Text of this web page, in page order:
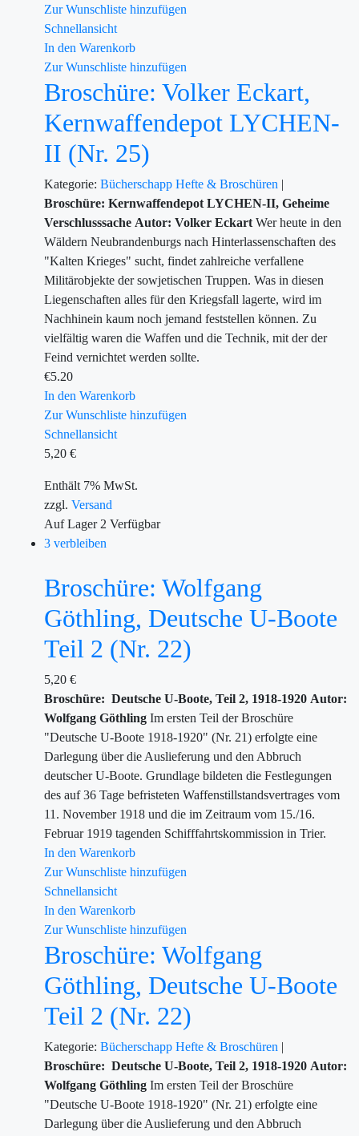
Zur Wunschliste hinzufügen
Schnellansicht
In den Warenkorb
Zur Wunschliste hinzufügen
Broschüre: Volker Eckart,
Kernwaffendepot LYCHEN-
II (Nr. 25)
Kategorie: Bücherschapp Hefte & Broschüren |
Broschüre: Kernwaffendepot LYCHEN-II, Geheime
Verschlusssache Autor: Volker Eckart Wer heute in den
Wäldern Neubrandenburgs nach Hinterlassenschaften des
"Kalten Krieges" sucht, findet zahlreiche verfallene
Militärobjekte der sowjetischen Truppen. Was in diesen
Liegenschaften alles für den Kriegsfall lagerte, wird im
Nachhinein kaum noch jemand feststellen können. Zu
vielfältig waren die Waffen und die Technik, mit der der
Feind vernichtet werden sollte.
€5.20
In den Warenkorb
Zur Wunschliste hinzufügen
Schnellansicht
5,20 €
Enthält 7% MwSt.
zzgl. Versand
Auf Lager2 Verfügbar
3 verbleiben
Broschüre: Wolfgang
Göthling, Deutsche U-Boote
Teil 2 (Nr. 22)
5,20 €
Broschüre: Deutsche U-Boote, Teil 2, 1918-1920 Autor:
Wolfgang Göthling Im ersten Teil der Broschüre
"Deutsche U-Boote 1918-1920" (Nr. 21) erfolgte eine
Darlegung über die Auslieferung und den Abbruch
deutscher U-Boote. Grundlage bildeten die Festlegungen
des auf 36 Tage befristeten Waffenstillstandsvertrages vom
11. November 1918 und die im Zeitraum vom 15./16.
Februar 1919 tagenden Schifffahrtskommission in Trier.
In den Warenkorb
Zur Wunschliste hinzufügen
Schnellansicht
In den Warenkorb
Zur Wunschliste hinzufügen
Broschüre: Wolfgang
Göthling, Deutsche U-Boote
Teil 2 (Nr. 22)
Kategorie: Bücherschapp Hefte & Broschüren |
Broschüre: Deutsche U-Boote, Teil 2, 1918-1920 Autor:
Wolfgang Göthling Im ersten Teil der Broschüre
"Deutsche U-Boote 1918-1920" (Nr. 21) erfolgte eine
Darlegung über die Auslieferung und den Abbruch